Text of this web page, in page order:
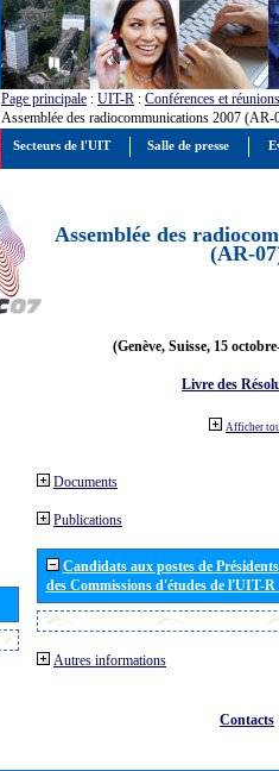
Page principale : UIT-R : Conférences et réunions
Assemblée des radiocommunications 2007 (AR-
Assemblée des
(AR-
(Genève, Suisse, 15
Livre des
Afficher
Documents
Publications
Candidats aux postes de
des Commissions d'études de l'UIT-
Autres informations
Contacts
Secteurs de l'UIT Salle de presse